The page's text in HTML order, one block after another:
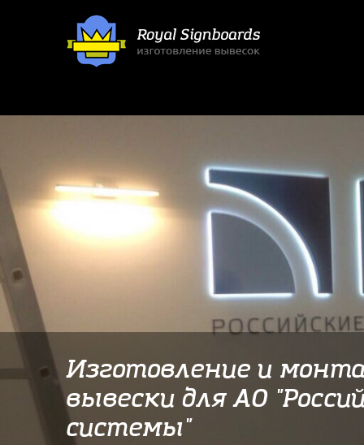
Изготовление и
вывески для АО
системы"